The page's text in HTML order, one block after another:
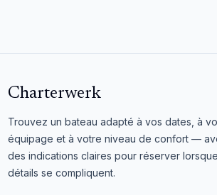
Charterwerk
Trouvez un bateau adapté à vos dates, à
équipage et à votre niveau de confort —
des indications claires pour réserver
détails se compliquent.